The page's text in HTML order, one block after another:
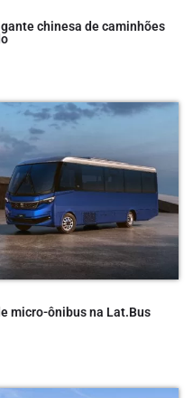
chinesa de caminhões
micro-ônibus na Lat.Bus